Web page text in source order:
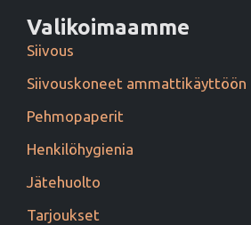
Valikoimaamme
Siivous
Siivouskoneet ammattikäyttöön
Pehmopaperit
Henkilöhygienia
Jätehuolto
Tarjoukset